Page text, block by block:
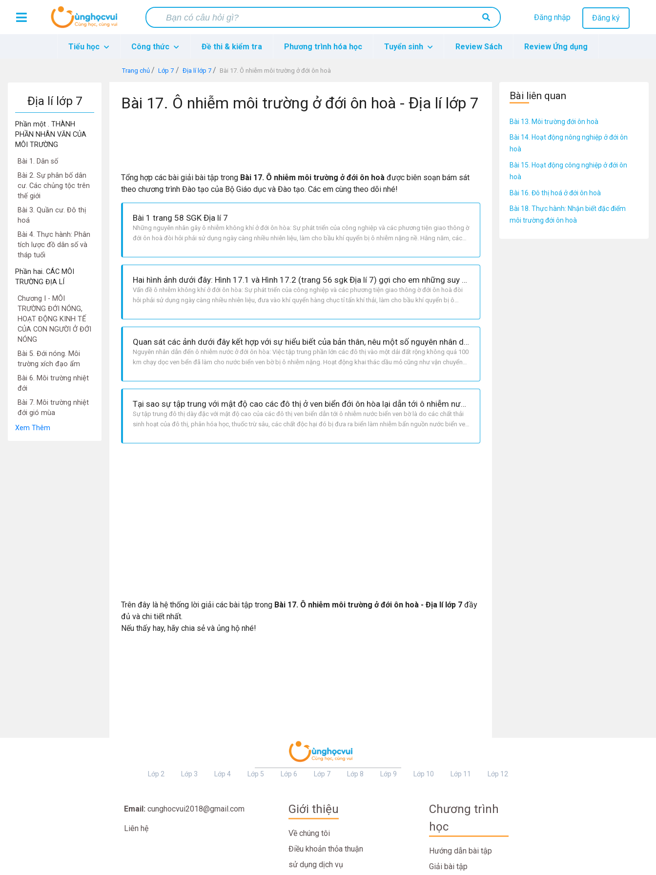
Đăng nhập Đăng ký
Tiểu học Công thức Đề thi & kiểm tra Phương trình hóa học Tuyển sinh Review Sách Review Ứng dụng
Trang chủ Lớp 7 Địa lí lớp 7 Bài 17. Ô nhiễm môi trường ở đới ôn hoà
Địa lí lớp 7
Phần một . THÀNH
PHẦN NHÂN VĂN CỦA
MÔI TRƯỜNG
Bài 1. Dân số
Bài 2. Sự phân bố dân
cư. Các chủng tộc trên
thế giới
Bài 3. Quần cư. Đô thị
hoá
Bài 4. Thực hành: Phân
tích lược đồ dân số và
tháp tuổi
Phần hai. CÁC MÔI
TRƯỜNG ĐỊA LÍ
Chương I - MÔI
TRƯỜNG ĐỚI NÓNG,
HOẠT ĐỘNG KINH TẾ
CỦA CON NGƯỜI Ở ĐỚI
NÓNG
Bài 5. Đới nóng. Môi
trường xích đạo ẩm
Bài 6. Môi trường nhiệt
đới
Bài 7. Môi trường nhiệt
đới gió mùa
Xem Thêm
Bài 17. Ô nhiễm môi trường ở đới ôn hoà - Địa lí lớp 7
Tổng hợp các bài giải bài tập trong Bài 17. Ô nhiễm môi trường ở đới ôn hoà được biên soạn bám sát
theo chương trình Đào tạo của Bộ Giáo dục và Đào tạo. Các em cùng theo dõi nhé!
Bài 1 trang 58 SGK Địa lí 7
Những nguyên nhân gây ô nhiễm không khí ở đới ôn hòa: Sự phát triển của công nghiệp và các phương tiện giao thông ờ
đới ôn hoà đòi hỏi phải sử dụng ngày càng nhiều nhiên liệu, làm cho bầu khí quyển bị ô nhiễm nặng nề. Hằng năm, các
Hai hình ảnh dưới đây: Hình 17.1 và Hình 17.2 (trang 56 sgk Địa lí 7) gợi cho em những suy nghĩ gì về vấn đề ô nhiễm không khí ở đới ôn hòa?
Vấn đề ô nhiễm không khí ở đới ôn hòa: Sự phát triển của công nghiệp và các phương tiện giao thông ờ đới ôn hoà đòi
hỏi phải sử dụng ngày càng nhiều nhiên liệu, đưa vào khí quyển hàng chục tỉ tấn khí thải, làm cho bầu khí quyển bị ô
Quan sát các ảnh dưới đây kết hợp với sự hiểu biết của bản thân, nêu một số nguyên nhân dẫn đến ô nhiễm nước ở đới ôn hoà.
Nguyên nhân dẫn đến ô nhiễm nước ở đới ôn hòa: Việc tập trung phần lớn các đô thị vào một dải đất rộng không quá 100
km chạy dọc ven bển đã làm cho nước biển ven bờ bị ô nhiễm nặng. Hoạt động khai thác dầu mỏ cũng như vận chuyển
Tại sao sự tập trung với mật độ cao các đô thị ở ven biển đới ôn hòa lại dẫn tới ô nhiễm nước biển ven bờ?
Sự tập trung đô thị dày đặc với mật độ cao của các đô thị ven biển dẫn tới ô nhiễm nước biển ven bờ là do các chất thải
sinh hoạt của đô thị, phân hóa học, thuốc trừ sâu, các chất độc hại đó bị đưa ra biển làm nhiễm bẩn nguồn nước biển ven
Trên đây là hệ thống lời giải các bài tập trong Bài 17. Ô nhiễm môi trường ở đới ôn hoà - Địa lí lớp 7 đầy
đủ và chi tiết nhất.
Nếu thấy hay, hãy chia sẻ và ủng hộ nhé!
Bài liên quan
Bài 13. Môi trường đới ôn hoà
Bài 14. Hoạt động nông nghiệp ở đới ôn
hoà
Bài 15. Hoạt động công nghiệp ở đới ôn
hoà
Bài 16. Đô thị hoá ở đới ôn hoà
Bài 18. Thực hành: Nhận biết đặc điểm
môi trường đới ôn hoà
Lớp 2 Lớp 3 Lớp 4 Lớp 5 Lớp 6 Lớp 7 Lớp 8 Lớp 9 Lớp 10 Lớp 11 Lớp 12
Email: cunghocvui2018@gmail.com
Liên hệ
Giới thiệu
Về chúng tôi
Điều khoản thỏa thuận
sử dụng dịch vụ
Chương trình
học
Hướng dẫn bài tập
Giải bài tập